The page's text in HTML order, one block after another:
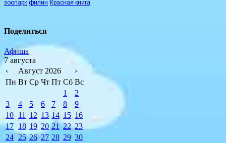
зоопарк филин Красная книга
Поделиться
Афиша
7 августа
‹
Август 2026
›
Пн Вт Ср Чт Пт Сб Вс
1
2
3
4 5 6 7 8
9
10 11 12 13 14 15 16
17 18 19 20 21 22 23
24 25 26 27 28 29 30